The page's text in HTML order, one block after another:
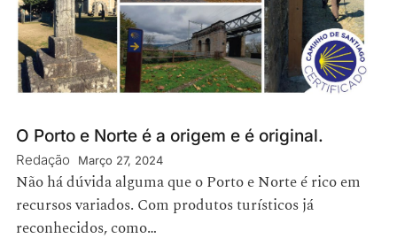
O Porto e Norte é a origem e é original.
Redação Março 27, 2024
Não há dúvida alguma que o Porto e Norte é rico em
recursos variados. Com produtos turísticos já
reconhecidos, como…